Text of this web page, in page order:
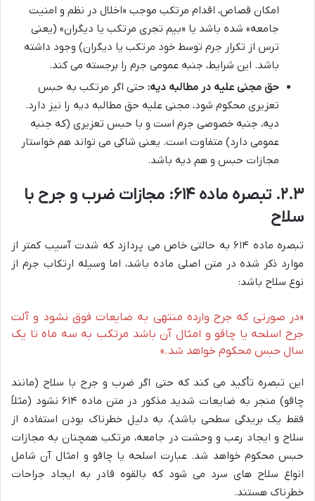
امکان قصاص، اقدام مرتکب موجب «اخلال در نظم و امنیت
جامعه» شده باشد یا «بیم تجری مرتکب یا دیگران» (یعنی
ترس از تکرار جرم توسط خود مرتکب یا دیگران) وجود داشته
باشد. این شرایط، جنبه عمومی جرم را برجسته می کند.
حق مجنی علیه در مطالبه دیه: حتی اگر مرتکب به حبس
تعزیری محکوم شود، مجنی علیه حق مطالبه دیه را نیز دارد.
دیه، جنبه خصوصی جرم است و با حبس تعزیری (که جنبه
عمومی دارد) متفاوت است. یعنی شاکی می تواند هم خواستار
مجازات حبس و هم دیه باشد.
۲.۳. تبصره ماده ۶۱۴: مجازات ضرب و جرح با
سلاح
تبصره ماده ۶۱۴ به حالتی خاص می پردازد که شدت آسیب کمتر از
موارد ذکر شده در متن اصلی ماده باشد، اما وسیله ارتکاب جرم از
نوع سلاح باشد:
«در صورتی که جرح وارده منتهی به ضایعات فوق نشود و آلت
جرح اسلحه یا چاقو و امثال آن باشد مرتکب به سه ماه تا یک
سال حبس محکوم خواهد شد.»
این تبصره تأکید می کند که حتی اگر ضرب و جرح با سلاح (مانند
چاقو) منجر به ضایعات شدید مذکور در متن ماده ۶۱۴ نشود (مثلاً
فقط یک بریدگی سطحی باشد)، به دلیل خطرناک بودن استفاده از
سلاح و ایجاد رعب و وحشت در جامعه، مرتکب همچنان به مجازات
حبس محکوم خواهد شد. عبارت اسلحه یا چاقو و امثال آن شامل
انواع سلاح های سرد می شود که بالقوه قادر به ایجاد جراحات
خطرناک هستند.